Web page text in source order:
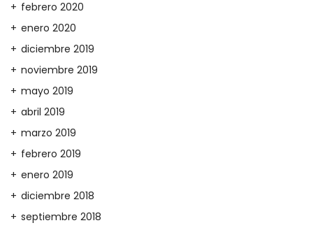
febrero 2020
enero 2020
diciembre 2019
noviembre 2019
mayo 2019
abril 2019
marzo 2019
febrero 2019
enero 2019
diciembre 2018
septiembre 2018